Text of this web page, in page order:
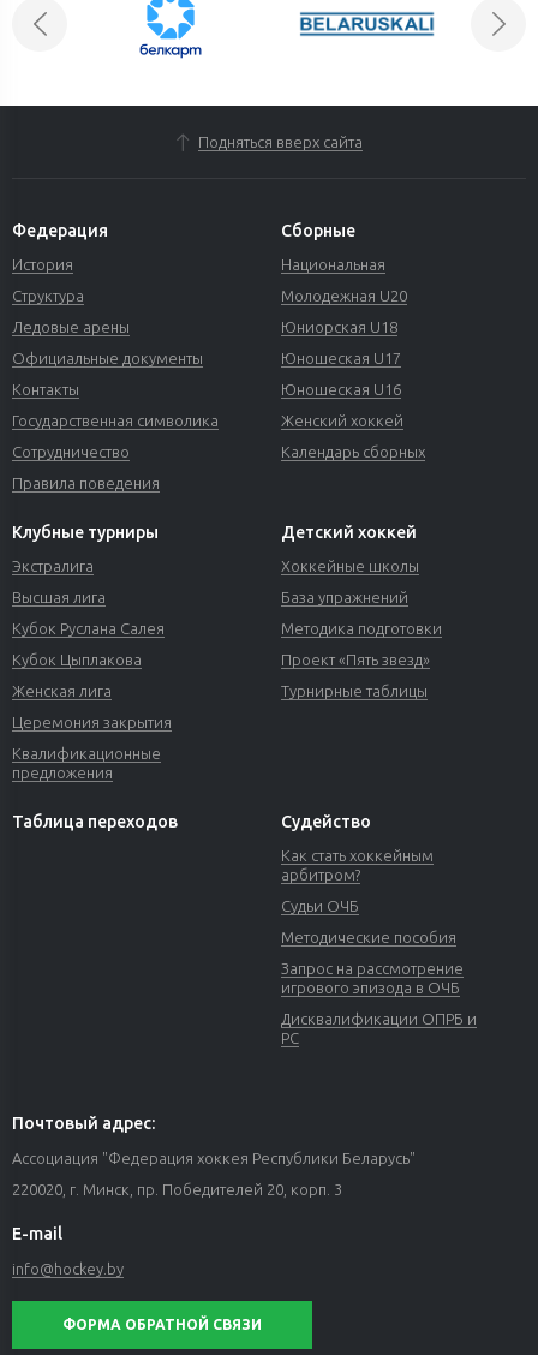
Подняться вверх сайта
Федерация
История
Структура
Ледовые арены
Официальные документы
Контакты
Государственная символика
Сотрудничество
Правила поведения
Сборные
Национальная
Молодежная U20
Юниорская U18
Юношеская U17
Юношеская U16
Женский хоккей
Календарь сборных
Клубные турниры
Экстралига
Высшая лига
Кубок Руслана Салея
Кубок Цыплакова
Женская лига
Церемония закрытия
Квалификационные
предложения
Детский хоккей
Хоккейные школы
База упражнений
Методика подготовки
Проект «Пять звезд»
Турнирные таблицы
Таблица переходов Судейство
Как стать хоккейным
арбитром?
Судьи ОЧБ
Методические пособия
Запрос на рассмотрение
игрового эпизода в ОЧБ
Дисквалификации ОПРБ и
РС
Почтовый адрес:
Ассоциация "Федерация хоккея Республики Беларусь"
220020, г. Минск, пр. Победителей 20, корп. 3
E-mail
info@hockey.by
ФОРМА ОБРАТНОЙ СВЯЗИ